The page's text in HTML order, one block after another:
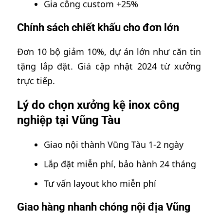
Gia công custom +25%
Chính sách chiết khấu cho đơn lớn
Đơn 10 bộ giảm 10%, dự án lớn như căn tin
tặng lắp đặt. Giá cập nhật 2024 từ xưởng
trực tiếp.
Lý do chọn xưởng kệ inox công
nghiệp tại Vũng Tàu
Giao nội thành Vũng Tàu 1-2 ngày
Lắp đặt miễn phí, bảo hành 24 tháng
Tư vấn layout kho miễn phí
Giao hàng nhanh chóng nội địa Vũng